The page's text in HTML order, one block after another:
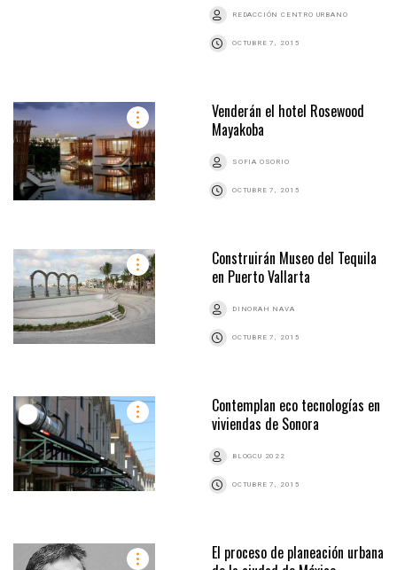
REDACCIÓN CENTRO URBANO
OCTUBRE 7, 2015
Venderán el hotel Rosewood
Mayakoba
SOFIA OSORIO
OCTUBRE 7, 2015
Construirán Museo del Tequila
en Puerto Vallarta
DINORAH NAVA
OCTUBRE 7, 2015
Contemplan eco tecnologías en
viviendas de Sonora
BLOGCU 2022
OCTUBRE 7, 2015
El proceso de planeación urbana